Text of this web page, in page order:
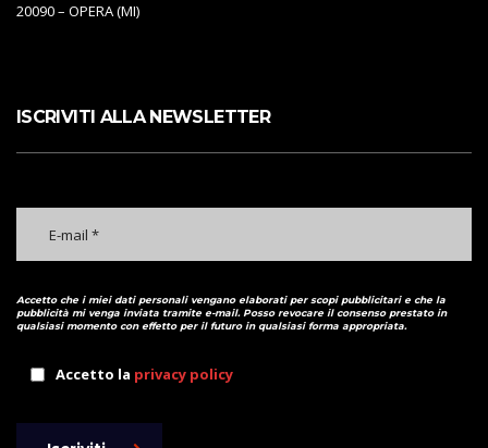
20090 – OPERA (MI)
ISCRIVITI ALLA NEWSLETTER
Accetto che i miei dati personali vengano elaborati per scopi pubblicitari e che la
pubblicità mi venga inviata tramite e-mail. Posso revocare il consenso prestato in
qualsiasi momento con effetto per il futuro in qualsiasi forma appropriata.
Accetto la privacy policy